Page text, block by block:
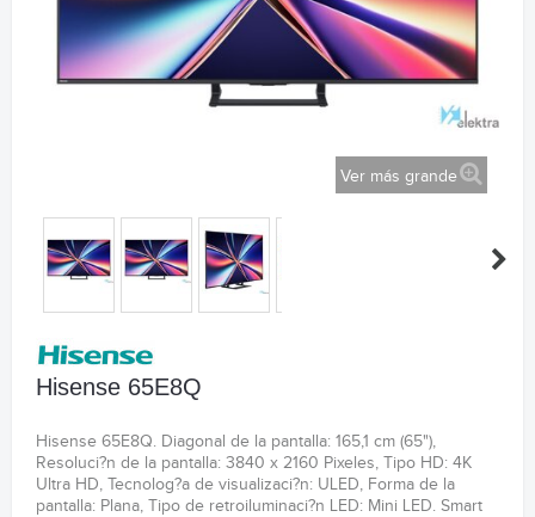
Ver más grande
Hisense 65E8Q
Hisense 65E8Q. Diagonal de la pantalla: 165,1 cm (65"),
Resoluci?n de la pantalla: 3840 x 2160 Pixeles, Tipo HD: 4K
Ultra HD, Tecnolog?a de visualizaci?n: ULED, Forma de la
pantalla: Plana, Tipo de retroiluminaci?n LED: Mini LED. Smart